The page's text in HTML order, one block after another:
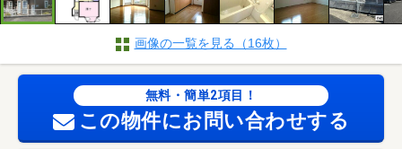
画像の一覧を見る（16枚）
無料・簡単2項目！
この物件にお問い合わせする